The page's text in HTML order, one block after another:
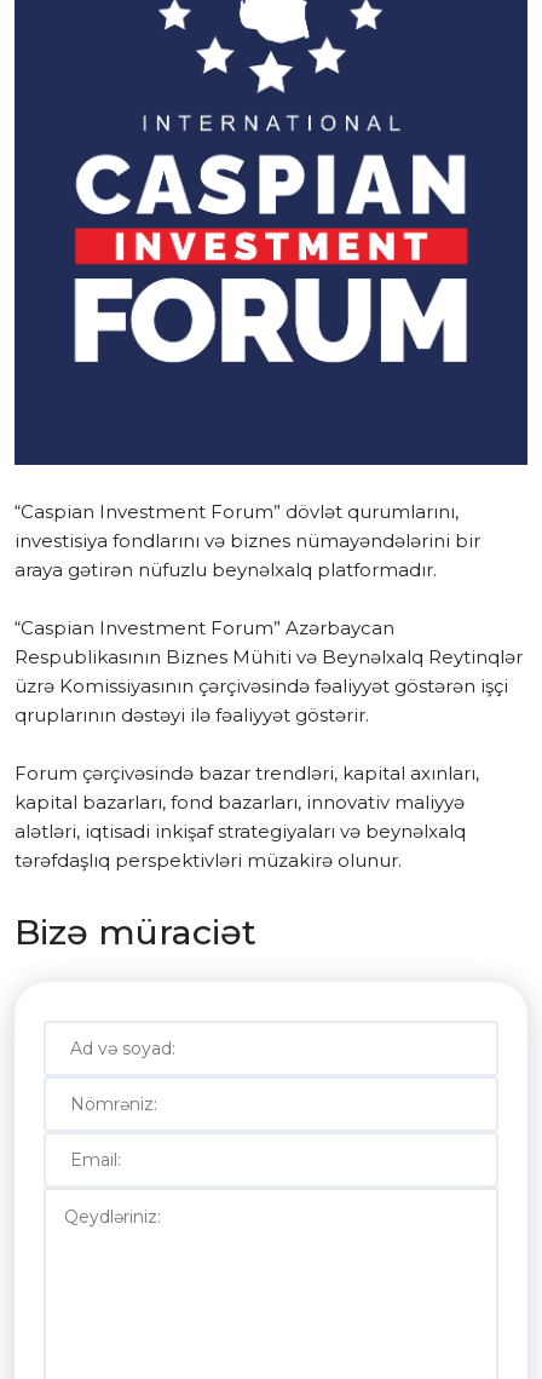
“Caspian Investment Forum” dövlət qurumlarını,
investisiya fondlarını və biznes nümayəndələrini bir
araya gətirən nüfuzlu beynəlxalq platformadır.
“Caspian Investment Forum” Azərbaycan
Respublikasının Biznes Mühiti və Beynəlxalq Reytinqlər
üzrə Komissiyasının çərçivəsində fəaliyyət göstərən işçi
qruplarının dəstəyi ilə fəaliyyət göstərir.
Forum çərçivəsində bazar trendləri, kapital axınları,
kapital bazarları, fond bazarları, innovativ maliyyə
alətləri, iqtisadi inkişaf strategiyaları və beynəlxalq
tərəfdaşlıq perspektivləri müzakirə olunur.
Bizə müraciət